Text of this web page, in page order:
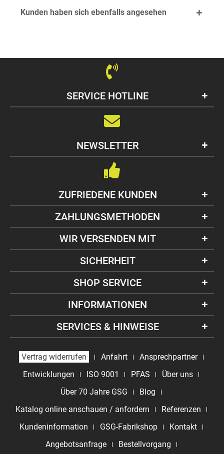
Kunden haben sich ebenfalls angesehen
SERVICE HOTLINE
SHOP SERVICE
INFORMATIONEN
SERVICES & HINWEISE
NEWSLETTER
ZUFRIEDENE KUNDEN
ZAHLUNGSMETHODEN
WIR VERSENDEN MIT
SICHERHEIT
Vertrag widerrufen Anfahrt
Ansprechpartner
Entwicklungen
ISO 9001 PFAS
Über uns
Über 70 Jahre GSG
Blog
Katalog online anschauen / anfordern
Referenzen
Kundeninformation
GSG-Fabrikshop
Kontakt
Angebotsanfrage
Bestellvorgang